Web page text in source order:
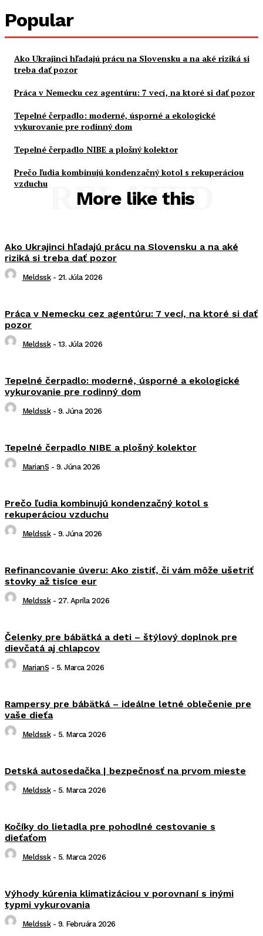
Popular
Ako Ukrajinci hľadajú prácu na Slovensku a na aké riziká si
treba dať pozor
Práca v Nemecku cez agentúru: 7 vecí, na ktoré si dať pozor
Tepelné čerpadlo: moderné, úsporné a ekologické
vykurovanie pre rodinný dom
Tepelné čerpadlo NIBE a plošný kolektor
Prečo ľudia kombinujú kondenzačný kotol s rekuperáciou
vzduchu
More like this
RELATED
Ako Ukrajinci hľadajú prácu na Slovensku a na aké
riziká si treba dať pozor
Meldssk - 21. Júla 2026
Práca v Nemecku cez agentúru: 7 vecí, na ktoré si dať
pozor
Meldssk - 13. Júla 2026
Tepelné čerpadlo: moderné, úsporné a ekologické
vykurovanie pre rodinný dom
Meldssk - 9. Júna 2026
Tepelné čerpadlo NIBE a plošný kolektor
MarianS - 9. Júna 2026
Prečo ľudia kombinujú kondenzačný kotol s
rekuperáciou vzduchu
Meldssk - 9. Júna 2026
Refinancovanie úveru: Ako zistiť, či vám môže ušetriť
stovky až tisíce eur
Meldssk - 27. Apríla 2026
Čelenky pre bábätká a deti – štýlový doplnok pre
dievčatá aj chlapcov
MarianS - 5. Marca 2026
Rampersy pre bábätká – ideálne letné oblečenie pre
vaše dieťa
Meldssk - 5. Marca 2026
Detská autosedačka | bezpečnosť na prvom mieste
Meldssk - 5. Marca 2026
Kočíky do lietadla pre pohodlné cestovanie s
dieťaťom
Meldssk - 5. Marca 2026
Výhody kúrenia klimatizáciou v porovnaní s inými
typmi vykurovania
Meldssk - 9. Februára 2026